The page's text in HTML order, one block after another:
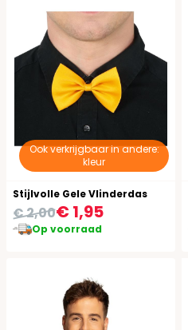
Ook verkrijgbaar in andere:
kleur
Stijlvolle Gele Vlinderdas
€ 1,95
€ 2,00
Op voorraad